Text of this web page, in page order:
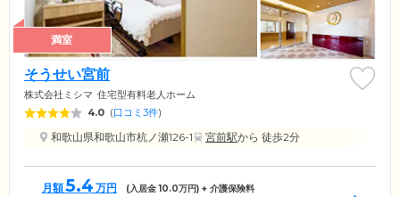
満室
そうせい宮前
株式会社ミシマ 住宅型有料老人ホーム
4.0 (口コミ3件)
和歌山県和歌山市杭ノ瀬126-1 宮前駅から 徒歩2分
月額5.4 万円 (入居金10.0万円) + 介護保険料